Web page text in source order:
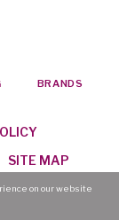
BRANDS
SITE MAP
on our website